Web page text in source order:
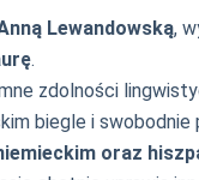
Lewandowską,
.
zdolności
biegle i swobodnie
oraz